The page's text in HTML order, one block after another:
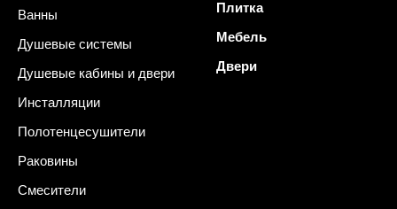
Ванны
Душевые системы
Душевые кабины и двери
Инсталляции
Полотенцесушители
Раковины
Смесители
Плитка
Мебель
Двери